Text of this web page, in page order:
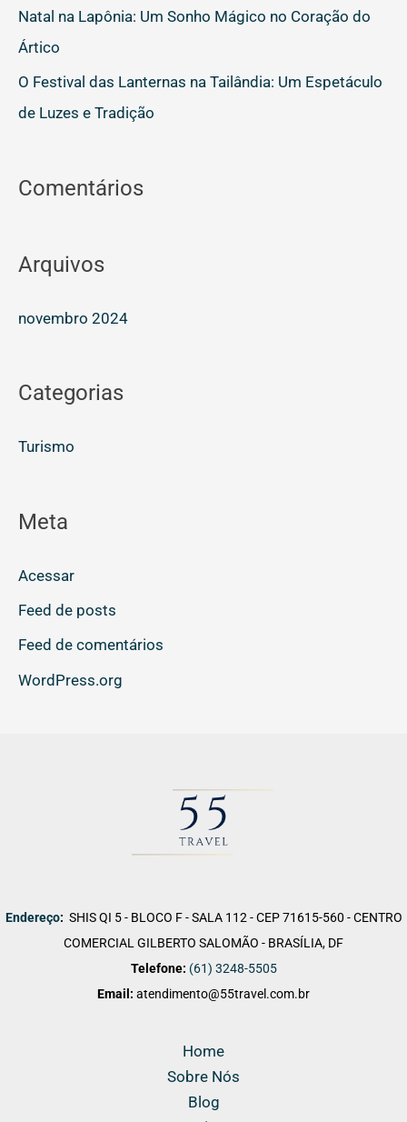
r
:
Natal na Lapônia: Um Sonho Mágico no Coração do
Ártico
O Festival das Lanternas na Tailândia: Um Espetáculo
de Luzes e Tradição
Comentários
Arquivos
novembro 2024
Categorias
Turismo
Meta
Acessar
Feed de posts
Feed de comentários
WordPress.org
Endereço: SHIS QI 5 - BLOCO F - SALA 112 - CEP 71615-560 - CENTRO
COMERCIAL GILBERTO SALOMÃO - BRASÍLIA, DF
Telefone: (61) 3248-5505
Email: atendimento@55travel.com.br
Home
Sobre Nós
Blog